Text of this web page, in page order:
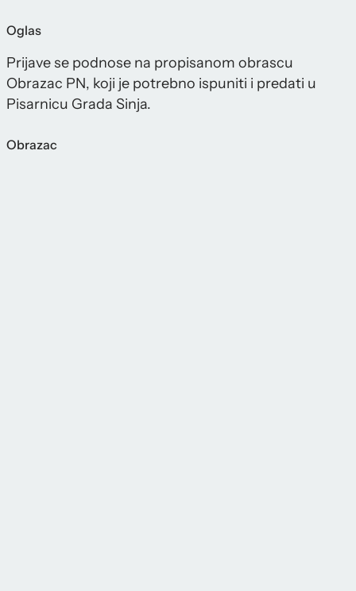
Oglas
Prijave se podnose na propisanom obrascu
Obrazac PN, koji je potrebno ispuniti i predati u
Pisarnicu Grada Sinja.
Obrazac